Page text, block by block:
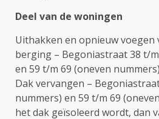
Deel van de woningen
Uithakken en opnieuw voegen
berging – Begoniastraat 38 t/
en 59 t/m 69 (oneven nummers)
Dak vervangen –
nummers) en 59 t/m 69
het dak geïsoleerd wordt, dan